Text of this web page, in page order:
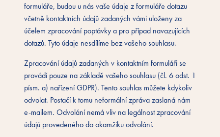
formuláře, budou u nás vaše údaje z formuláře dotazu
včetně kontaktních údajů zadaných vámi uloženy za
účelem zpracování poptávky a pro případ navazujících
dotazů. Tyto údaje nesdílíme bez vašeho souhlasu.
Zpracování údajů zadaných v kontaktním formuláři se
provádí pouze na základě vašeho souhlasu (čl. 6 odst. 1
písm. a) nařízení GDPR). Tento souhlas můžete kdykoliv
odvolat. Postačí k tomu neformální zpráva zaslaná nám
e-mailem. Odvolání nemá vliv na legálnost zpracování
údajů provedeného do okamžiku odvolání.